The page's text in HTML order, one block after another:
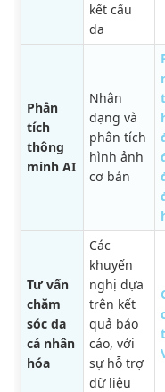
kết cấu
da
Phân
tích
thông
minh AI
Nhận
dạng và
phân tích
hình ảnh
cơ bản
Tư vấn
chăm
sóc da
cá nhân
hóa
Các
khuyến
nghị dựa
trên kết
quả báo
cáo, với
sự hỗ trợ
dữ liệu